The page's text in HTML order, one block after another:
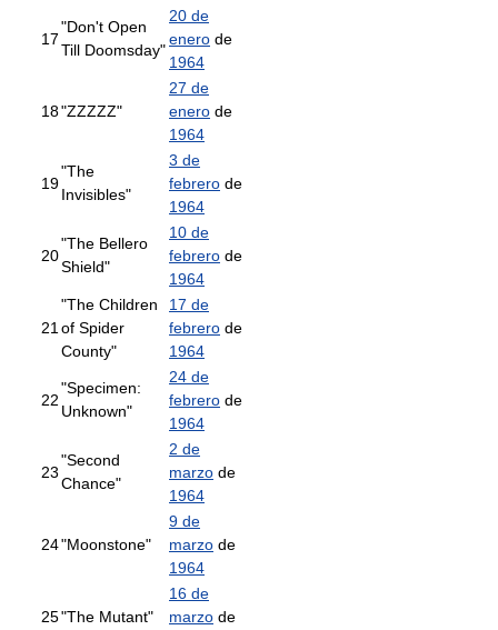
17
"Don't Open
Till Doomsday"
20 de
enero de
1964
18"ZZZZZ"
27 de
enero de
1964
19
"The
Invisibles"
3 de
febrero de
1964
20
"The Bellero
Shield"
10 de
febrero de
1964
21
"The Children
of Spider
County"
17 de
febrero de
1964
22
"Specimen:
Unknown"
24 de
febrero de
1964
23
"Second
Chance"
2 de
marzo de
1964
24"Moonstone"
9 de
marzo de
1964
25"The Mutant"
16 de
marzo de